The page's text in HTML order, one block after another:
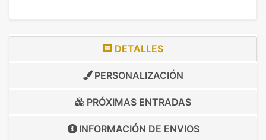
DETALLES
PERSONALIZACIÓN
PRÓXIMAS ENTRADAS
INFORMACIÓN DE ENVIOS